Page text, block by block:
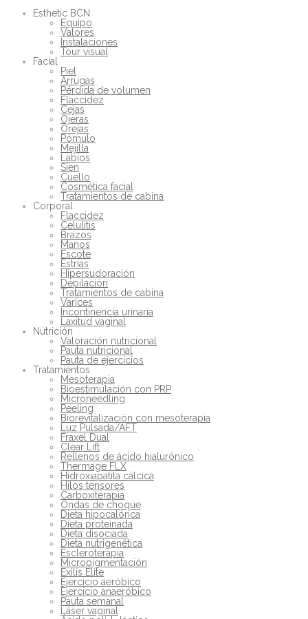
Esthetic BCN
Equipo
Valores
Instalaciones
Tour visual
Facial
Piel
Arrugas
Pérdida de volumen
Flaccidez
Cejas
Ojeras
Orejas
Pómulo
Mejilla
Labios
Sien
Cuello
Cosmética facial
Tratamientos de cabina
Corporal
Flaccidez
Celulitis
Brazos
Manos
Escote
Estrías
Hipersudoración
Depilación
Tratamientos de cabina
Varices
Incontinencia urinaria
Laxitud vaginal
Nutrición
Valoración nutricional
Pauta nutricional
Pauta de ejercicios
Tratamientos
Mesoterapia
Bioestimulación con PRP
Microneedling
Peeling
Biorevitalización con mesoterapia
Luz Pulsada/AFT
Fraxel Dual
Clear Lift
Rellenos de ácido hialurónico
Thermage FLX
Hidroxiapatita cálcica
Hilos tensores
Carboxiterapia
Ondas de choque
Dieta hipocalórica
Dieta proteinada
Dieta disociada
Dieta nutrigenética
Escleroterapia
Micropigmentación
Exilis Elite
Ejercicio aeróbico
Ejercicio anaeróbico
Pauta semanal
Láser vaginal